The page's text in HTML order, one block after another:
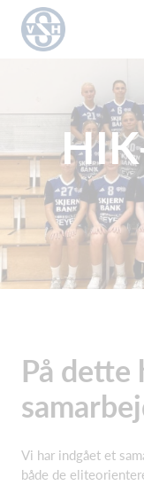
På dette
Vi har indgået et
både de